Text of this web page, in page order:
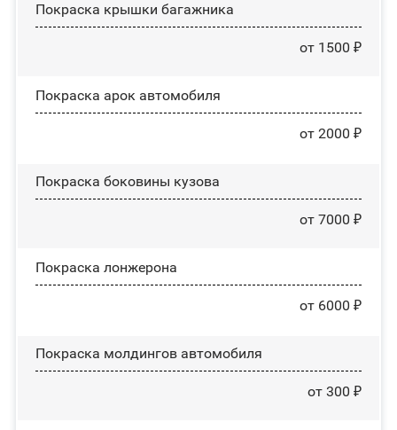
Покраска крышки багажника
от 1500 ₽
Покраска арок автомобиля
от 2000 ₽
Покраска боковины кузова
от 7000 ₽
Покраска лонжерона
от 6000 ₽
Покраска молдингов автомобиля
от 300 ₽